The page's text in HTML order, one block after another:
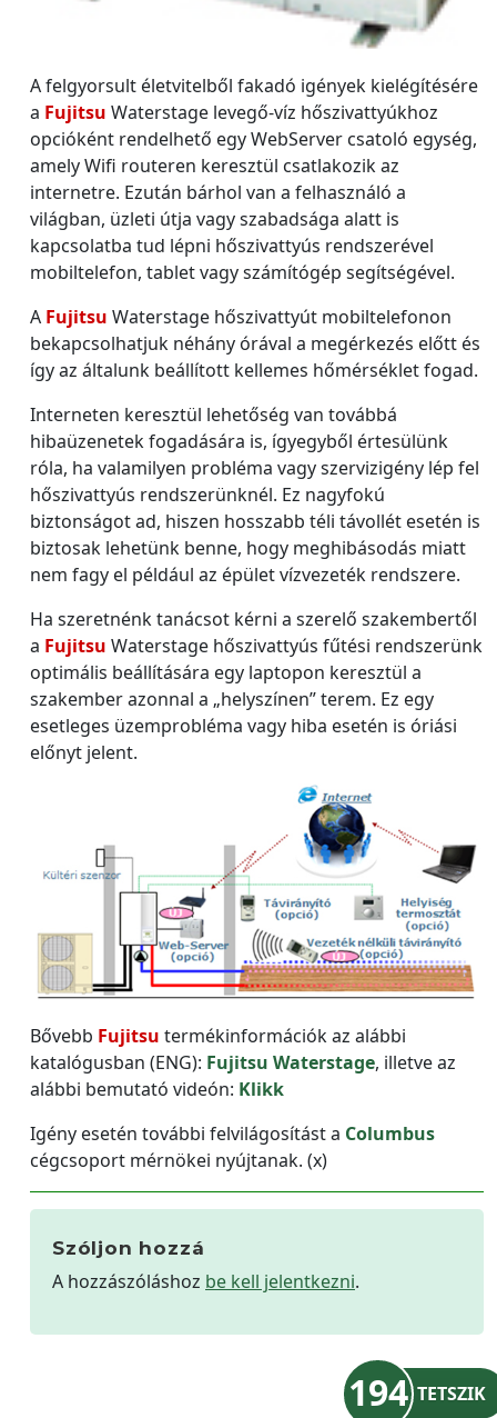
A felgyorsult életvitelből fakadó igények kielégítésére
a Fujitsu Waterstage levegő-víz hőszivattyúkhoz
opcióként rendelhető egy WebServer csatoló egység,
amely Wifi routeren keresztül csatlakozik az
internetre. Ezután bárhol van a felhasználó a
világban, üzleti útja vagy szabadsága alatt is
kapcsolatba tud lépni hőszivattyús rendszerével
mobiltelefon, tablet vagy számítógép segítségével.
A Fujitsu Waterstage hőszivattyút mobiltelefonon
bekapcsolhatjuk néhány órával a megérkezés előtt és
így az általunk beállított kellemes hőmérséklet fogad.
Interneten keresztül lehetőség van továbbá
hibaüzenetek fogadására is, ígyegyből értesülünk
róla, ha valamilyen probléma vagy szervizigény lép fel
hőszivattyús rendszerünknél. Ez nagyfokú
biztonságot ad, hiszen hosszabb téli távollét esetén is
biztosak lehetünk benne, hogy meghibásodás miatt
nem fagy el például az épület vízvezeték rendszere.
Ha szeretnénk tanácsot kérni a szerelő szakembertől
a Fujitsu Waterstage hőszivattyús fűtési rendszerünk
optimális beállítására egy laptopon keresztül a
szakember azonnal a „helyszínen” terem. Ez egy
esetleges üzemprobléma vagy hiba esetén is óriási
előnyt jelent.
Bővebb Fujitsu termékinformációk az alábbi
katalógusban (ENG): Fujitsu Waterstage, illetve az
alábbi bemutató videón: Klikk
Igény esetén további felvilágosítást a Columbus
cégcsoport mérnökei nyújtanak. (x)
Szóljon hozzá
A hozzászóláshoz be kell jelentkezni.
194 TETSZIK